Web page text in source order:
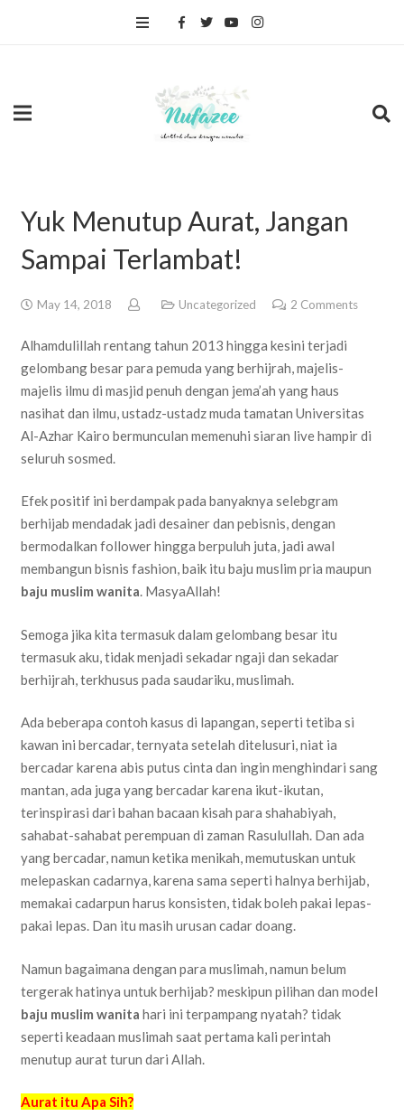
Yuk Menutup Aurat, Jangan
Sampai Terlambat!
May 14, 2018 Uncategorized 2 Comments
Alhamdulillah rentang tahun 2013 hingga kesini terjadi
gelombang besar para pemuda yang berhijrah, majelis-
majelis ilmu di masjid penuh dengan jema’ah yang haus
nasihat dan ilmu, ustadz-ustadz muda tamatan Universitas
Al-Azhar Kairo bermunculan memenuhi siaran live hampir di
seluruh sosmed.
Efek positif ini berdampak pada banyaknya selebgram
berhijab mendadak jadi desainer dan pebisnis, dengan
bermodalkan follower hingga berpuluh juta, jadi awal
membangun bisnis fashion, baik itu baju muslim pria maupun
baju muslim wanita. MasyaAllah!
Semoga jika kita termasuk dalam gelombang besar itu
termasuk aku, tidak menjadi sekadar ngaji dan sekadar
berhijrah, terkhusus pada saudariku, muslimah.
Ada beberapa contoh kasus di lapangan, seperti tetiba si
kawan ini bercadar, ternyata setelah ditelusuri, niat ia
bercadar karena abis putus cinta dan ingin menghindari sang
mantan, ada juga yang bercadar karena ikut-ikutan,
terinspirasi dari bahan bacaan kisah para shahabiyah,
sahabat-sahabat perempuan di zaman Rasulullah. Dan ada
yang bercadar, namun ketika menikah, memutuskan untuk
melepaskan cadarnya, karena sama seperti halnya berhijab,
memakai cadarpun harus konsisten, tidak boleh pakai lepas-
pakai lepas. Dan itu masih urusan cadar doang.
Namun bagaimana dengan para muslimah, namun belum
tergerak hatinya untuk berhijab? meskipun pilihan dan model
baju muslim wanita hari ini terpampang nyatah? tidak
seperti keadaan muslimah saat pertama kali perintah
menutup aurat turun dari Allah.
Aurat itu Apa Sih?